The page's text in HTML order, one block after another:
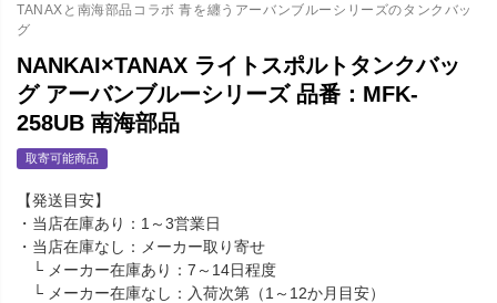
TANAXと南海部品コラボ 青を纏うアーバンブルーシリーズのタンクバッ
グ
NANKAI×TANAX ライトスポルトタンクバッ
グ アーバンブルーシリーズ 品番：MFK‐
258UB 南海部品
取寄可能商品
【発送目安】
・当店在庫あり：1～3営業日
・当店在庫なし：メーカー取り寄せ
└ メーカー在庫あり：7～14日程度
└ メーカー在庫なし：入荷次第（1～12か月目安）